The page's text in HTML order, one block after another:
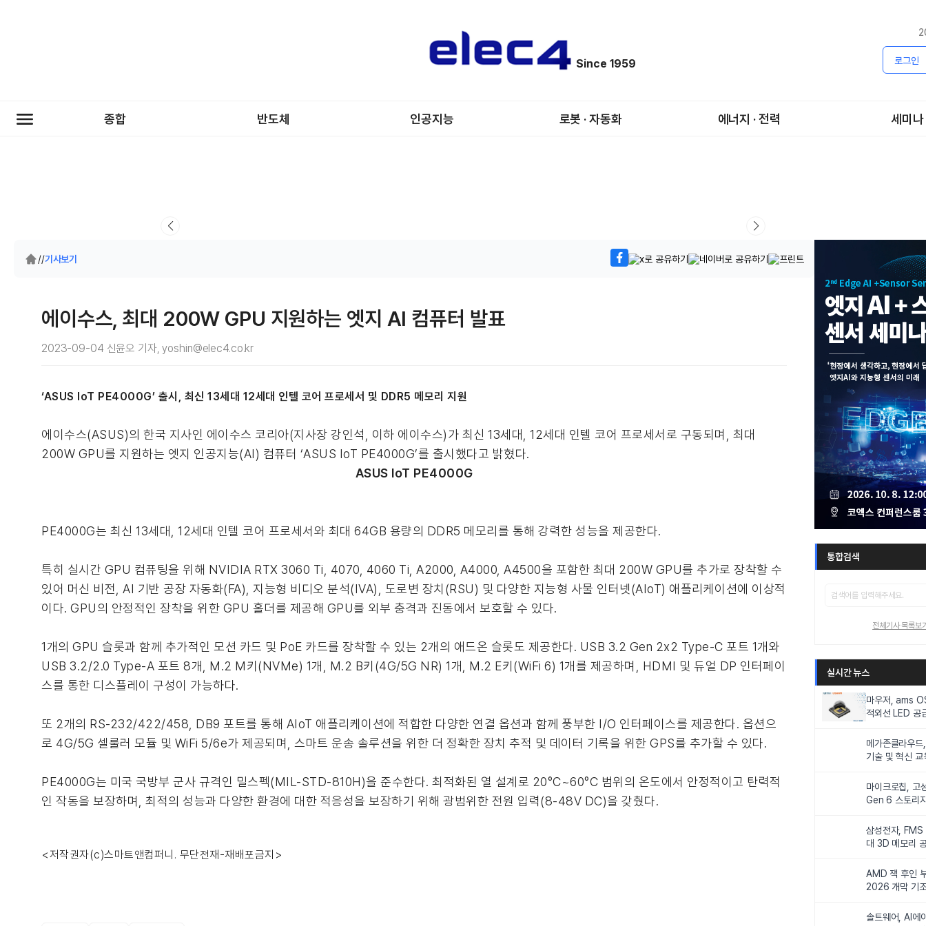
Since 1959 로그인
종합 반도체 인공지능 로봇 · 자동화 에너지 · 전력 세미나
//기사보기
에이수스, 최대 200W GPU 지원하는 엣지 AI 컴퓨터 발표
2023-09-04 신윤오 기자, yoshin@elec4.co.kr
‘ASUS IoT PE4000G’ 출시, 최신 13세대 12세대 인텔 코어 프로세서 및 DDR5 메모리 지원
에이수스(ASUS)의 한국 지사인 에이수스 코리아(지사장 강인석, 이하 에이수스)가 최신 13세대, 12세대 인텔 코어 프로세서로 구동되며, 최대
200W GPU를 지원하는 엣지 인공지능(AI) 컴퓨터 ‘ASUS IoT PE4000G’를 출시했다고 밝혔다.
ASUS IoT PE4000G
PE4000G는 최신 13세대, 12세대 인텔 코어 프로세서와 최대 64GB 용량의 DDR5 메모리를 통해 강력한 성능을 제공한다.
특히 실시간 GPU 컴퓨팅을 위해 NVIDIA RTX 3060 Ti, 4070, 4060 Ti, A2000, A4000, A4500을 포함한 최대 200W GPU를 추가로 장착할 수
있어 머신 비전, AI 기반 공장 자동화(FA), 지능형 비디오 분석(IVA), 도로변 장치(RSU) 및 다양한 지능형 사물 인터넷(AIoT) 애플리케이션에 이상적
이다. GPU의 안정적인 장착을 위한 GPU 홀더를 제공해 GPU를 외부 충격과 진동에서 보호할 수 있다.
1개의 GPU 슬롯과 함께 추가적인 모션 카드 및 PoE 카드를 장착할 수 있는 2개의 애드온 슬롯도 제공한다. USB 3.2 Gen 2x2 Type-C 포트 1개와
USB 3.2/2.0 Type-A 포트 8개, M.2 M키(NVMe) 1개, M.2 B키(4G/5G NR) 1개, M.2 E키(WiFi 6) 1개를 제공하며, HDMI 및 듀얼 DP 인터페이
스를 통한 디스플레이 구성이 가능하다.
또 2개의 RS-232/422/458, DB9 포트를 통해 AIoT 애플리케이션에 적합한 다양한 연결 옵션과 함께 풍부한 I/O 인터페이스를 제공한다. 옵션으
로 4G/5G 셀룰러 모듈 및 WiFi 5/6e가 제공되며, 스마트 운송 솔루션을 위한 더 정확한 장치 추적 및 데이터 기록을 위한 GPS를 추가할 수 있다.
PE4000G는 미국 국방부 군사 규격인 밀스펙(MIL-STD-810H)을 준수한다. 최적화된 열 설계로 20°C~60°C 범위의 온도에서 안정적이고 탄력적
인 작동을 보장하며, 최적의 성능과 다양한 환경에 대한 적응성을 보장하기 위해 광범위한 전원 입력(8-48V DC)을 갖췄다.
<저작권자(c)스마트앤컴퍼니. 무단전재-재배포금지>
통합검색
전체기사 목록보
실시간 뉴스
마우저, ams
적외선 LED 공
메가존클라우드
기술 및 혁신
마이크로칩, 고
Gen 6 스토리
삼성전자,
대 3D 메모리
AMD 잭 후인
2026 개막 기
솔트웨어, AI에